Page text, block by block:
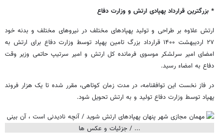
* بزرگترین قرارداد پهپادی ارتش و وزارت دفاع
ارتش علاوه بر طراحی و تولید پهپادهای مختلف در نیروهای مختلف و بدنه خود
۲۷ اردیبهشت ۱۴۰۰ قرارداد بزرگ تامین پهپاد توسط وزارت دفاع برای ارتش به
امضای امیر سرلشکر موسوی فرمانده کل ارتش و امیر سرتیپ حاتمی وزیر وقت
دفاع به امضاء رسید.
در فاز نخست این توافقنامه، در مدت زمان کوتاهی، مقرر شده تا یک هزار فروند
پهپاد توسط وزارت دفاع تولید و به ارتش تحویل شود.